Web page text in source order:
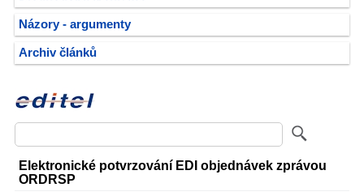
Názory - argumenty
Archiv článků
Elektronické potvrzování EDI objednávek zprávou
ORDRSP